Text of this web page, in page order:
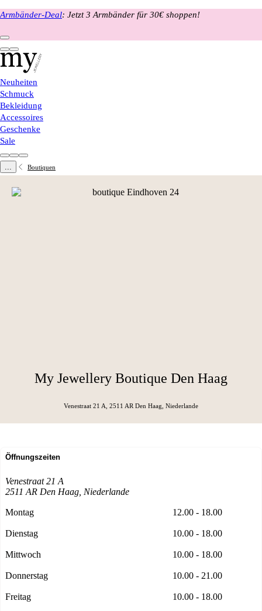
Armbänder-Deal: Jetzt 3 Armbänder für 30€ shoppen!
Neuheiten
Schmuck
Bekleidung
Accessoires
Geschenke
Sale
... Boutiquen
My Jewellery Boutique Den Haag
Venestraat 21 A, 2511 AR Den Haag , Niederlande
Öffnungszeiten
Venestraat 21 A
2511 AR Den Haag , Niederlande
Montag 12.00 - 18.00
Dienstag 10.00 - 18.00
Mittwoch 10.00 - 18.00
Donnerstag 10.00 - 21.00
Freitag 10.00 - 18.00